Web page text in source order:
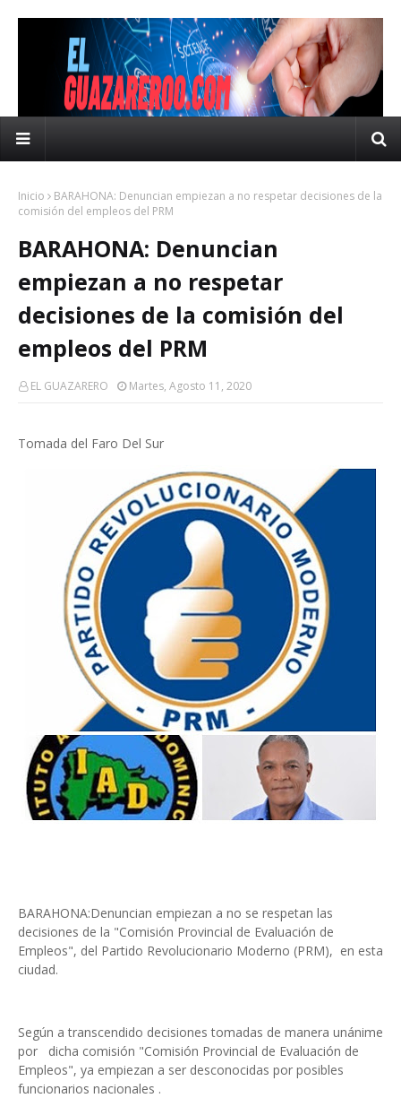
Inicio
BARAHONA: Denuncian empiezan a no respetar decisiones de la
comisión del empleos del PRM
BARAHONA: Denuncian
empiezan a no respetar
decisiones de la comisión del
empleos del PRM
EL GUAZARERO Martes, Agosto 11, 2020
Tomada del Faro Del Sur
BARAHONA:Denuncian empiezan a no se respetan las
decisiones de la "Comisión Provincial de Evaluación de
Empleos", del Partido Revolucionario Moderno (PRM), en esta
ciudad.
Según a transcendido decisiones tomadas de manera unánime
por dicha comisión "Comisión Provincial de Evaluación de
Empleos", ya empiezan a ser desconocidas por posibles
funcionarios nacionales .